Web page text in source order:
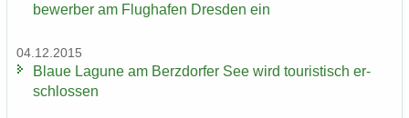
be­wer­ber am Flug­ha­fen Dres­den ein
04.12.2015
Blaue La­gu­ne am Berz­dor­fer See wird tou­ris­tisch er­
schlos­sen